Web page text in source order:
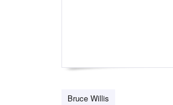
Bruce Willis